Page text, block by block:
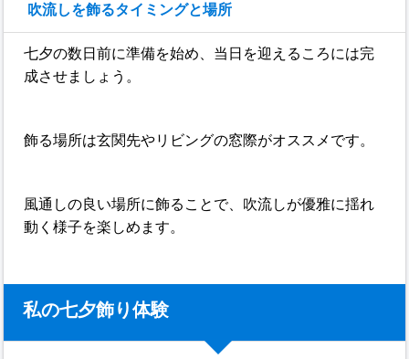
吹流しを飾るタイミングと場所
七夕の数日前に準備を始め、当日を迎えるころには完
成させましょう。
飾る場所は玄関先やリビングの窓際がオススメです。
風通しの良い場所に飾ることで、吹流しが優雅に揺れ
動く様子を楽しめます。
私の七夕飾り体験